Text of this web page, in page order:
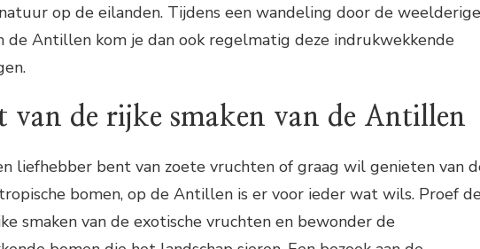
op de eilanden. Tijdens een wandeling door de weelderige
de Antillen kom je dan ook regelmatig deze indrukwekkende
van de rijke smaken van de Antillen
liefhebber bent van zoete vruchten of graag wil genieten van
bomen, op de Antillen is er voor ieder wat wils. Proef
smaken van de exotische vruchten en bewonder de